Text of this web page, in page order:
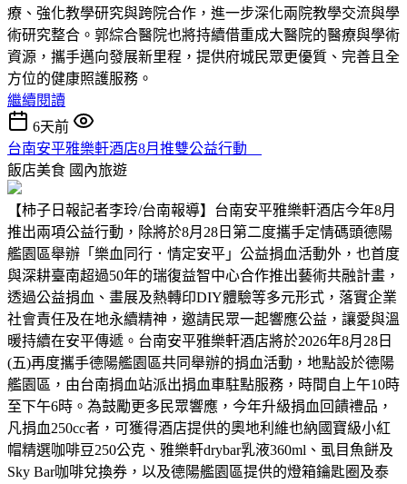
療、強化教學研究與跨院合作，進一步深化兩院教學交流與學
術研究整合。郭綜合醫院也將持續借重成大醫院的醫療與學術
資源，攜手邁向發展新里程，提供府城民眾更優質、完善且全
方位的健康照護服務。
繼續閱讀
6天前
台南安平雅樂軒酒店8月推雙公益行動
飯店美食 國內旅遊
【柿子日報記者李玲/台南報導】台南安平雅樂軒酒店今年8月
推出兩項公益行動，除將於8月28日第二度攜手定情碼頭德陽
艦園區舉辦「樂血同行．情定安平」公益捐血活動外，也首度
與深耕臺南超過50年的瑞復益智中心合作推出藝術共融計畫，
透過公益捐血、畫展及熱轉印DIY體驗等多元形式，落實企業
社會責任及在地永續精神，邀請民眾一起響應公益，讓愛與溫
暖持續在安平傳遞。台南安平雅樂軒酒店將於2026年8月28日
(五)再度攜手德陽艦園區共同舉辦的捐血活動，地點設於德陽
艦園區，由台南捐血站派出捐血車駐點服務，時間自上午10時
至下午6時。為鼓勵更多民眾響應，今年升級捐血回饋禮品，
凡捐血250cc者，可獲得酒店提供的奧地利維也納國寶級小紅
帽精選咖啡豆250公克、雅樂軒drybar乳液360ml、虱目魚餅及
Sky Bar咖啡兌換券，以及德陽艦園區提供的燈箱鑰匙圈及泰